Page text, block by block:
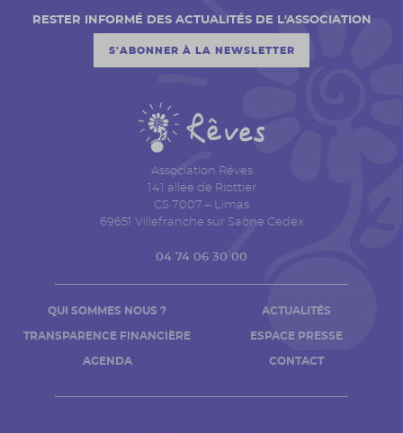
Association Rêves
141 allée de Riottier
CS 7007 – Limas
69651 Villefranche sur Saône Cedex
04 74 06 30 00
QUI SOMMES NOUS ?
TRANSPARENCE FINANCIÈRE
AGENDA
ACTUALITÉS
ESPACE PRESSE
CONTACT
RESTER INFORMÉ DES ACTUALITÉS DE L'ASSOCIATION
S'ABONNER À LA NEWSLETTER